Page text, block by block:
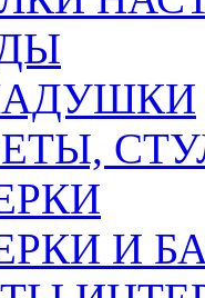
И